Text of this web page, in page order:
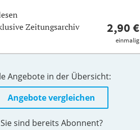
Zeitungsarchiv
2,90 €
einmalig
Angebote in der Übersicht:
Angebote vergleichen
Sie sind bereits Abonnent?